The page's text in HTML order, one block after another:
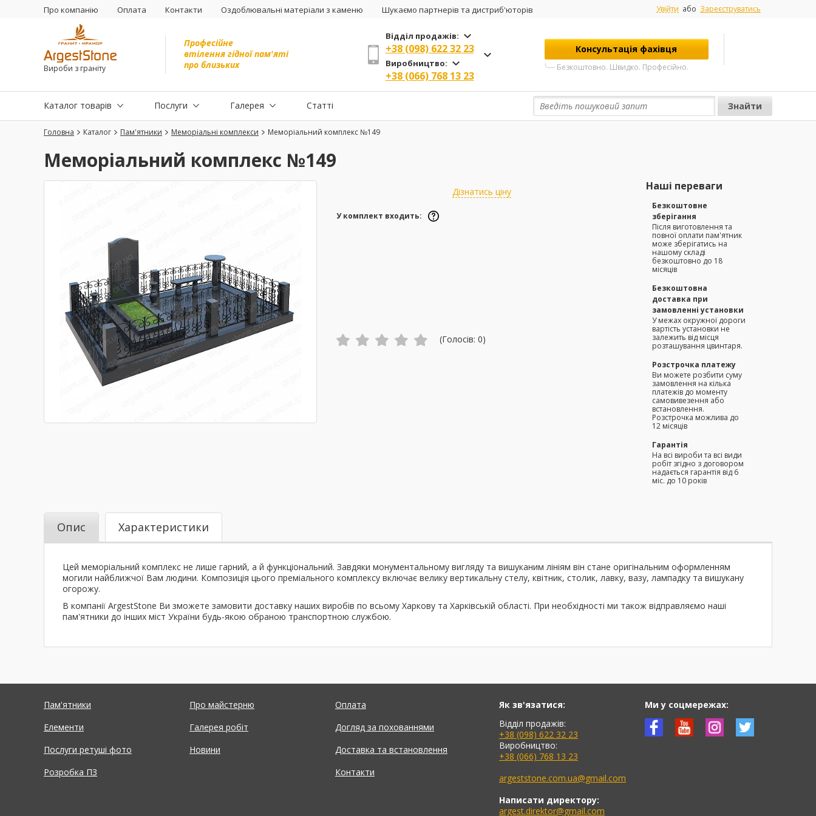
Про компанію Оплата Контакти Оздоблювальні матеріали з каменю Шукаємо партнерів та дистриб'юторів Увійти або Зареєструватись
Вироби з граніту
Професійне
втілення гідної пам'яті
про близьких
Відділ продажів:
+38 (098) 622 32 23
Виробництво:
+38 (066) 768 13 23
Консультація фахівця
Безкоштовно. Швидко. Професійно.
Каталог товарів Послуги Галерея Статті
Головна Каталог Пам'ятники Меморіальні комплекси Меморіальний комплекс №149
Меморіальний комплекс №149
Дізнатись ціну
У комплект входить:
(Голосів: 0)
Наші переваги
Безкоштовне
зберігання
Після виготовлення та
повної оплати пам'ятник
може зберігатись на
нашому складі
безкоштовно до 18
місяців
Безкоштовна
доставка при
замовленні установки
У межах окружної дороги
вартість установки не
залежить від місця
розташування цвинтаря.
Розстрочка платежу
Ви можете розбити суму
замовлення на кілька
платежів до моменту
самовивезення або
встановлення.
Розстрочка можлива до
12 місяців
Гарантія
На всі вироби та всі види
робіт згідно з договором
надається гарантія від 6
міс. до 10 років
Опис Характеристики
Цей меморіальний комплекс не лише гарний, а й функціональний. Завдяки монументальному вигляду та вишуканим лініям він стане оригінальним оформленням
могили найближчої Вам людини. Композиція цього преміального комплексу включає велику вертикальну стелу, квітник, столик, лавку, вазу, лампадку та вишукану
огорожу.
В компанії ArgestStone Ви зможете замовити доставку наших виробів по всьому Харкову та Харківській області. При необхідності ми також відправляємо наші
пам'ятники до інших міст України будь-якою обраною транспортною службою.
Пам'ятники
Елементи
Послуги ретуші фото
Розробка ПЗ
Про майстерню
Галерея робіт
Новини
Оплата
Догляд за похованнями
Доставка та встановлення
Контакти
Як зв'язатися:
Відділ продажів:
+38 (098) 622 32 23
Виробництво:
+38 (066) 768 13 23
argeststone.com.ua@gmail.com
Написати директору:
argest.direktor@gmail.com
Ми у соцмережах: